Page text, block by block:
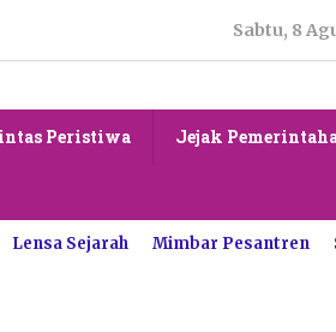
Sabtu, 8
Peristiwa Jejak
Lensa Sejarah Mimbar Pesantren